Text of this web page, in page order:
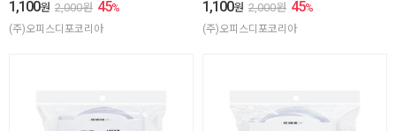
1,100원 2,000원 45%
(주)오피스디포코리아
1,100원 2,000원 45%
(주)오피스디포코리아